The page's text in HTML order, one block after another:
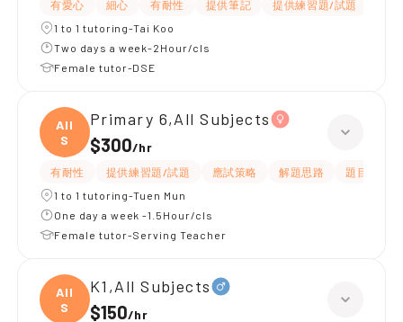
有愛心 細心 有耐性 提供筆記 提供練習題/試題
1 to 1 tutoring-Tai Koo
Two days a week-2Hour/cls
Female tutor-DSE
All
S
Primary 6,All Subjects
$300/hr
有耐性 提供練習題/試題 應試策略 解題思路
題目講解
1 to 1 tutoring-Tuen Mun
One day a week -1.5Hour/cls
Female tutor-Serving Teacher
All
S
K1,All Subjects
$150/hr